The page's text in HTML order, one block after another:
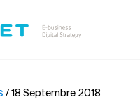
/18 Septembre 2018